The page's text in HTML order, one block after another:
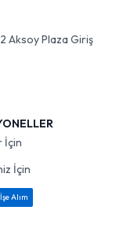
Aksoy Plaza Giriş
İçin
İçin
İşe Alım